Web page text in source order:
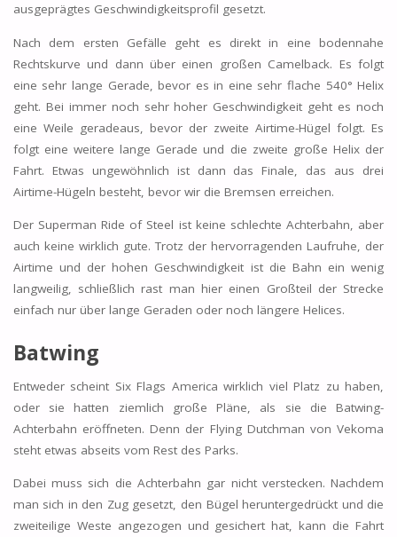
ausgeprägtes Geschwindigkeitsprofil gesetzt.
Nach dem ersten Gefälle geht es direkt in eine bodennahe
Rechtskurve und dann über einen großen Camelback. Es folgt
eine sehr lange Gerade, bevor es in eine sehr flache 540° Helix
geht. Bei immer noch sehr hoher Geschwindigkeit geht es noch
eine Weile geradeaus, bevor der zweite Airtime-Hügel folgt. Es
folgt eine weitere lange Gerade und die zweite große Helix der
Fahrt. Etwas ungewöhnlich ist dann das Finale, das aus drei
Airtime-Hügeln besteht, bevor wir die Bremsen erreichen.
Der Superman Ride of Steel ist keine schlechte Achterbahn, aber
auch keine wirklich gute. Trotz der hervorragenden Laufruhe, der
Airtime und der hohen Geschwindigkeit ist die Bahn ein wenig
langweilig, schließlich rast man hier einen Großteil der Strecke
einfach nur über lange Geraden oder noch längere Helices.
Batwing
Entweder scheint Six Flags America wirklich viel Platz zu haben,
oder sie hatten ziemlich große Pläne, als sie die Batwing-
Achterbahn eröffneten. Denn der Flying Dutchman von Vekoma
steht etwas abseits vom Rest des Parks.
Dabei muss sich die Achterbahn gar nicht verstecken. Nachdem
man sich in den Zug gesetzt, den Bügel heruntergedrückt und die
zweiteilige Weste angezogen und gesichert hat, kann die Fahrt